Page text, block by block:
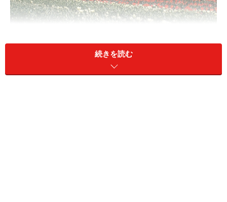
「春の四重奏」（2023年4月2日撮影）
＜目次＞
続きを読む